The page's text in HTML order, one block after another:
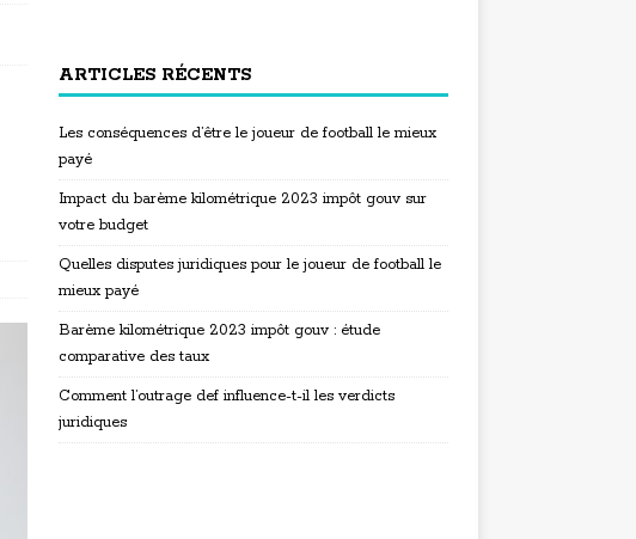
ARTICLES RÉCENTS
Les conséquences d’être le joueur de football le mieux
payé
Impact du barème kilométrique 2023 impôt gouv sur
votre budget
Quelles disputes juridiques pour le joueur de football le
mieux payé
Barème kilométrique 2023 impôt gouv : étude
comparative des taux
Comment l’outrage def influence-t-il les verdicts
juridiques